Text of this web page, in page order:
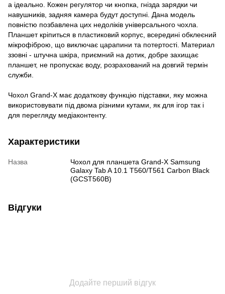
а ідеально. Кожен регулятор чи кнопка, гнізда зарядки чи
навушників, задняя камера будут доступні. Дана модель
повністю позбавлена цих недоліків універсального чохла.
Планшет кріпиться в пластиковий корпус, всередині обклеєний
мікрофіброю, що виключає царапини та потертості. Материал
ззовні - штучна шкіра, приємний на дотик, добре захищає
планшет, не пропускає воду, розрахований на довгий термін
служби.
Чохол Grand-X має додаткову функцію підставки, яку можна
використовувати під двома різними кутами, як для ігор так і
для перегляду медіаконтенту.
Характеристики
Назва
Чохол для планшета Grand-X Samsung
Galaxy Tab A 10.1 T560/T561 Carbon Black
(GCST560B)
Відгуки
Додайте перший відгук